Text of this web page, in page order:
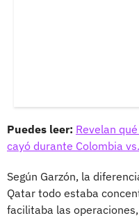
Puedes leer: Revelan
cayó durante Colombia
Según Garzón, la
Qatar todo estaba
facilitaba las